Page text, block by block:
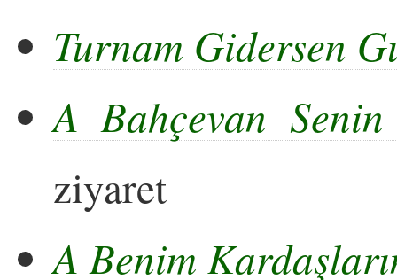
Turnam Gidersen
A Bahçevan
ziyaret
A Benim